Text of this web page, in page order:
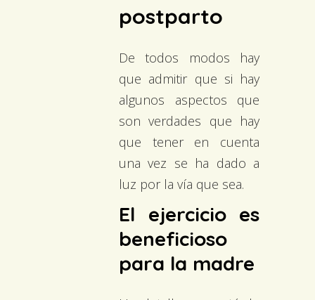
postparto
De todos modos hay
que admitir que si hay
algunos aspectos que
son verdades que hay
que tener en cuenta
una vez se ha dado a
luz por la vía que sea.
El ejercicio es
beneficioso
para la madre